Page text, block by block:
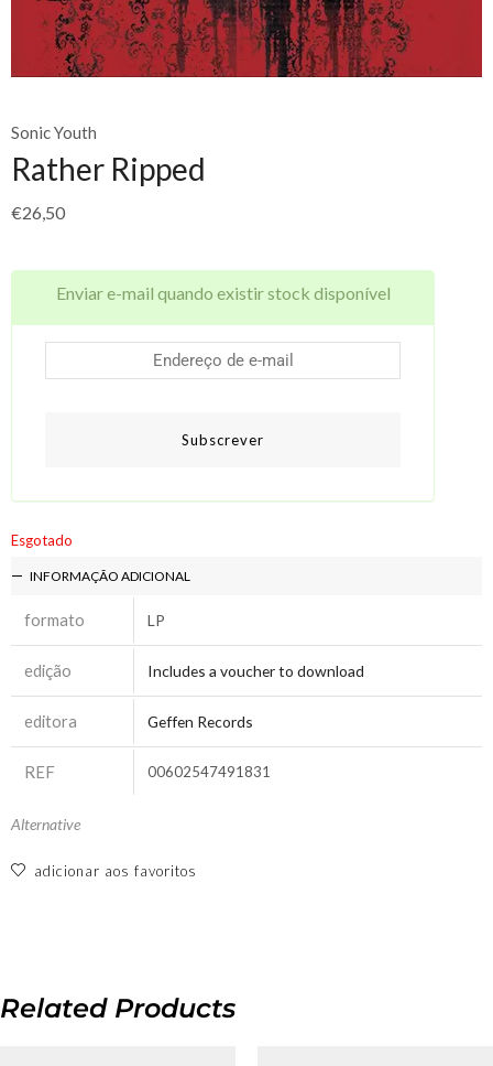
Sonic Youth
Rather Ripped
€26,50
Enviar e-mail quando existir stock disponível
Subscrever
Esgotado
INFORMAÇÃO ADICIONAL
formato LP
edição Includes a voucher to download
editora Geffen Records
REF 00602547491831
Alternative
adicionar aos favoritos
Related Products